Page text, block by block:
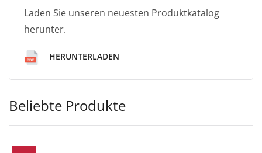
Laden Sie unseren neuesten Produktkatalog
herunter.
HERUNTERLADEN
Beliebte Produkte